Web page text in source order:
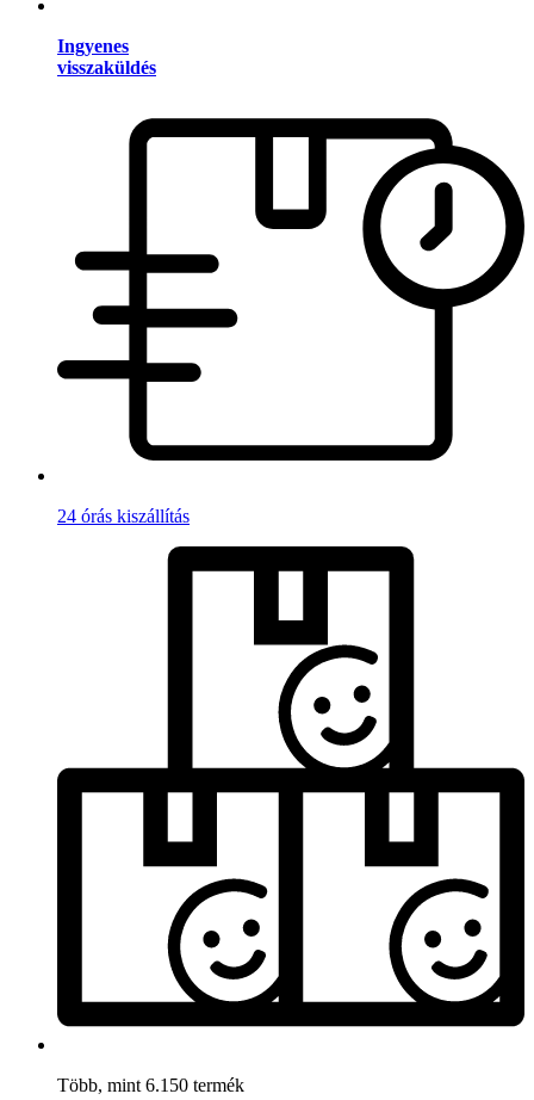
Ingyenes
visszaküldés
24 órás kiszállítás
Több, mint 6.150 termék